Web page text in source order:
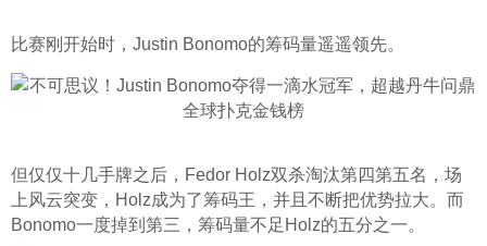
比赛刚开始时，Justin Bonomo的筹码量遥遥领先。
但仅仅十几手牌之后，Fedor Holz双杀淘汰第四第五名，场
上风云突变，Holz成为了筹码王，并且不断把优势拉大。而
Bonomo一度掉到第三，筹码量不足Holz的五分之一。